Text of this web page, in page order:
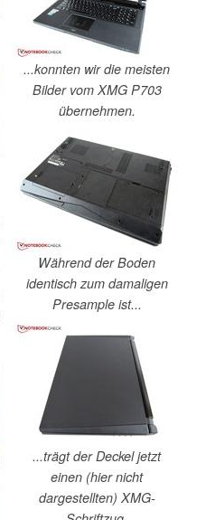
...konnten wir die meisten
Bilder vom XMG P703
übernehmen.
Während der Boden
identisch zum damaligen
Presample ist...
...trägt der Deckel jetzt
einen (hier nicht
dargestellten) XMG-